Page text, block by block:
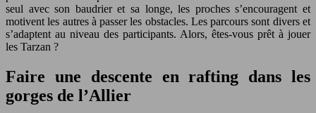
seul avec son baudrier et sa longe, les proches s’encouragent et
motivent les autres à passer les obstacles. Les parcours sont divers et
s’adaptent au niveau des participants. Alors, êtes-vous prêt à jouer
les Tarzan ?
Faire une descente en rafting dans les
gorges de l’Allier